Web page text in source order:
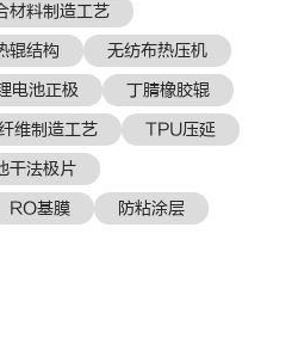
材料制造工艺
辊结构
无纺布热压机
电池正极
丁腈橡胶辊
维制造工艺
TPU压延
干法极片
RO基膜
防粘涂层